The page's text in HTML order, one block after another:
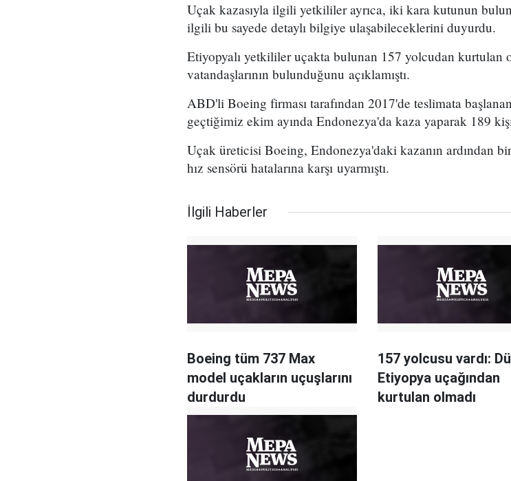
Uçak kazasıyla ilgili yetkililer ayrıca, iki kara kutunun
ilgili bu sayede detaylı bilgiye ulaşabileceklerini duyurdu.
Etiyopyalı yetkililer uçakta bulunan 157 yolcudan kurtulan
vatandaşlarının bulunduğunu açıklamıştı.
ABD'li Boeing firması tarafından 2017'de teslimata
geçtiğimiz ekim ayında Endonezya'da kaza yaparak 189
Uçak üreticisi Boeing, Endonezya'daki kazanın ardından
hız sensörü hatalarına karşı uyarmıştı.
İlgili Haberler
Boeing tüm 737 Max
model uçakların uçuşlarını
durdurdu
157 yolcusu vardı:
Etiyopya uçağından
kurtulan olmadı